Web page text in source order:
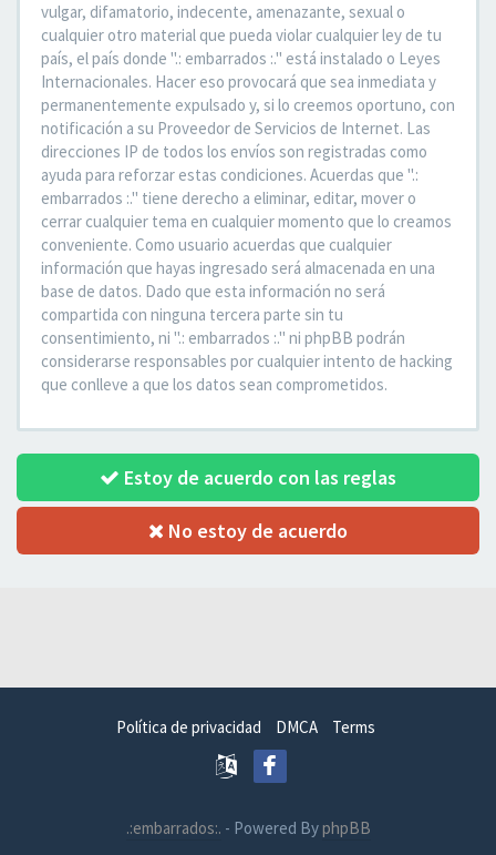
vulgar, difamatorio, indecente, amenazante, sexual o
cualquier otro material que pueda violar cualquier ley de tu
país, el país donde ".: embarrados :." está instalado o Leyes
Internacionales. Hacer eso provocará que sea inmediata y
permanentemente expulsado y, si lo creemos oportuno, con
notificación a su Proveedor de Servicios de Internet. Las
direcciones IP de todos los envíos son registradas como
ayuda para reforzar estas condiciones. Acuerdas que ".:
embarrados :." tiene derecho a eliminar, editar, mover o
cerrar cualquier tema en cualquier momento que lo creamos
conveniente. Como usuario acuerdas que cualquier
información que hayas ingresado será almacenada en una
base de datos. Dado que esta información no será
compartida con ninguna tercera parte sin tu
consentimiento, ni ".: embarrados :." ni phpBB podrán
considerarse responsables por cualquier intento de hacking
que conlleve a que los datos sean comprometidos.
Estoy de acuerdo con las reglas
No estoy de acuerdo
Política de privacidad DMCA Terms
.:embarrados:. - Powered ByphpBB